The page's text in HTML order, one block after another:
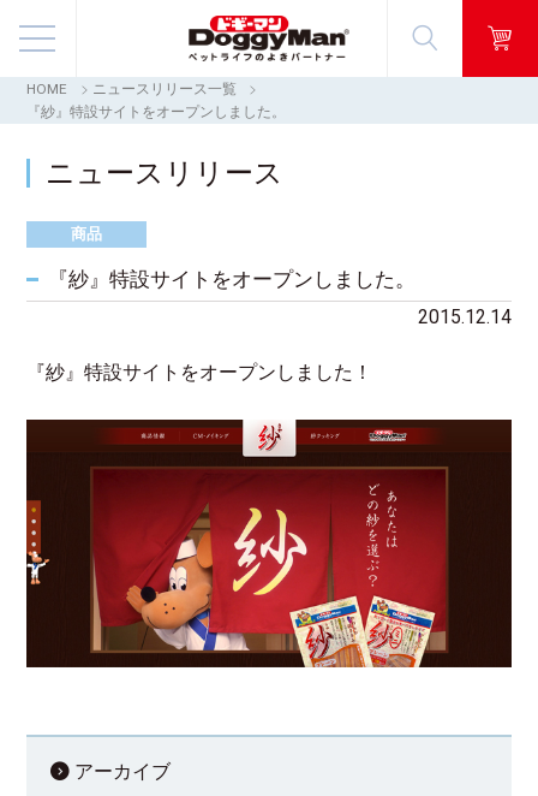
商品情報
映像ギャラリー
知る・楽しむ
お客様窓口・Q＆A
会社情報
サイトマップ English
HOME
ニュースリリース一覧
『紗』特設サイトをオープンしました。
ニュースリリース
商品
『紗』特設サイトをオープンしました。
2015.12.14
『紗』特設サイトをオープンしました！
アーカイブ